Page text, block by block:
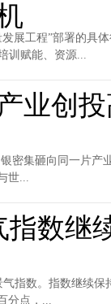
展工程”部署的具
训赋能、资源...
业创
集砸向同一片产
世...
数继
指数。指数继续
分点，...